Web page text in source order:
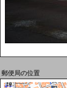
郵便局の位置